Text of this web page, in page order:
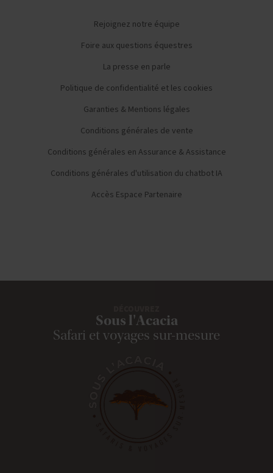
Rejoignez notre équipe
Foire aux questions équestres
La presse en parle
Politique de confidentialité et les cookies
Garanties & Mentions légales
Conditions générales de vente
Conditions générales en Assurance & Assistance
Conditions générales d'utilisation du chatbot IA
Accès Espace Partenaire
Sous l'Acacia
Safari et voyages sur-mesure